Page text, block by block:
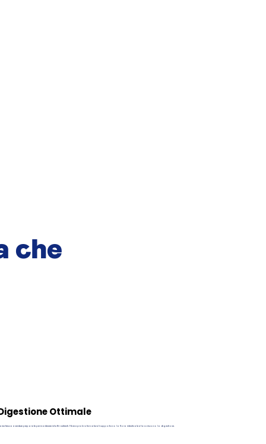
che
Ottimale
fresca e verdure preparate per mantenere intatti i nutrienti. Fibre e probiotici naturali supportano la flora intestinale e favoriscono la digestione.